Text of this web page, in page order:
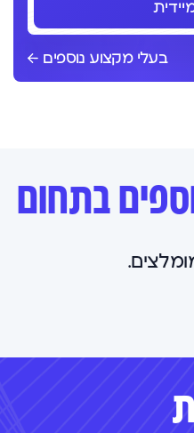
בעלי מקצוע נוספים
בתחום